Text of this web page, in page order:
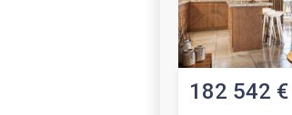
182 542 €